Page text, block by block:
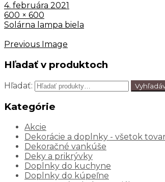
4. februára 2021
600 × 600
Solárna lampa biela
Previous Image
Hľadať v produktoch
Hľadať:
Kategórie
Akcie
Dekorácie a doplnky - všetok tovar
Dekoračné vankúše
Deky a prikrývky
Doplnky do kuchyne
Doplnky do kúpeľne